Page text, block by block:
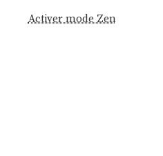
Activer mode Zen